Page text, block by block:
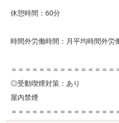
休憩時間：60分
時間外労働時間：月平均時間外労
＝＝＝＝＝＝＝＝＝＝＝＝＝＝＝
◎受動喫煙対策：あり
屋内禁煙
＝＝＝＝＝＝＝＝＝＝＝＝＝＝＝